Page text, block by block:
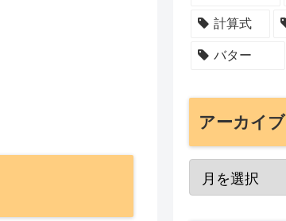
計算式
バター
アーカイブ